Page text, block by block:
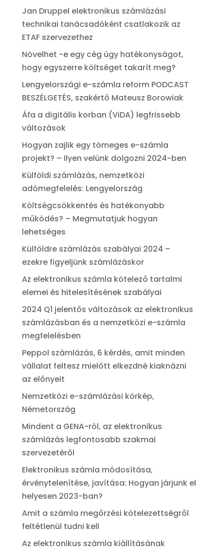
Jan Druppel elektronikus számlázási
technikai tanácsadóként csatlakozik az
ETAF szervezethez
Növelhet -e egy cég úgy hatékonyságot,
hogy egyszerre költséget takarít meg?
Lengyelországi e-számla reform PODCAST
BESZÉLGETÉS, szakértő Mateusz Borowiak
Áfa a digitális korban (ViDA) legfrissebb
változások
Hogyan zajlik egy tömeges e-számla
projekt? – Ilyen velünk dolgozni 2024-ben
Külföldi számlázás, nemzetközi
adómegfelelés: Lengyelország
Költségcsökkentés és hatékonyabb
működés? – Megmutatjuk hogyan
lehetséges
Külföldre számlázás szabályai 2024 –
ezekre figyeljünk számlázáskor
Az elektronikus számla kötelező tartalmi
elemei és hitelesítésének szabályai
2024 Q1 jelentős változások az elektronikus
számlázásban és a nemzetközi e-számla
megfelelésben
Peppol számlázás, 6 kérdés, amit minden
vállalat feltesz mielőtt elkezdné kiaknázni
az előnyeit
Nemzetközi e-számlázási körkép,
Németország
Mindent a GENA-ról, az elektronikus
számlázás legfontosabb szakmai
szervezetéről
Elektronikus számla módosítása,
érvénytelenítése, javítása: Hogyan járjunk el
helyesen 2023-ban?
Amit a számla megőrzési kötelezettségről
feltétlenül tudni kell
Az elektronikus számla kiállításának